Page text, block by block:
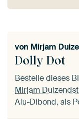
Dolly Dot
von Mirjam
Bestelle dieses
Mirjam
Alu-Dibond, als